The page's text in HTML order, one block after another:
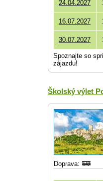
24.04.2027
16.07.2027
30.07.2027
Spoznajte so
zájazdu!
Školský výlet
Doprava: